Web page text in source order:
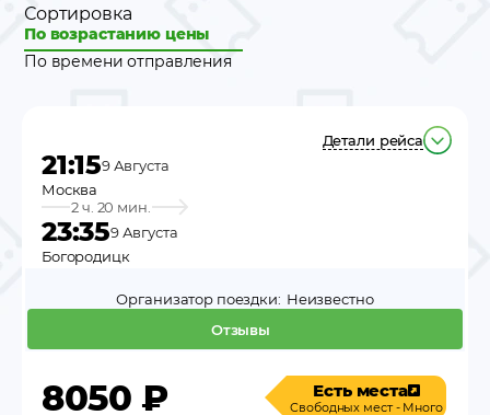
Сортировка
По возрастанию цены
По времени отправления
Детали рейса
21:159 Августа
Москва
2 ч. 20 мин.
23:359 Августа
Богородицк
Отзывы
Организатор поездки: Неизвестно
8050 ₽ Есть места
Свободных мест - Много